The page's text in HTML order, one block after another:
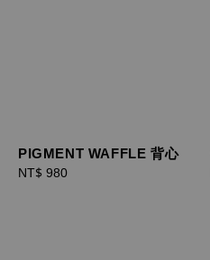
PIGMENT WAFFLE 背心
Regular
NT$ 980